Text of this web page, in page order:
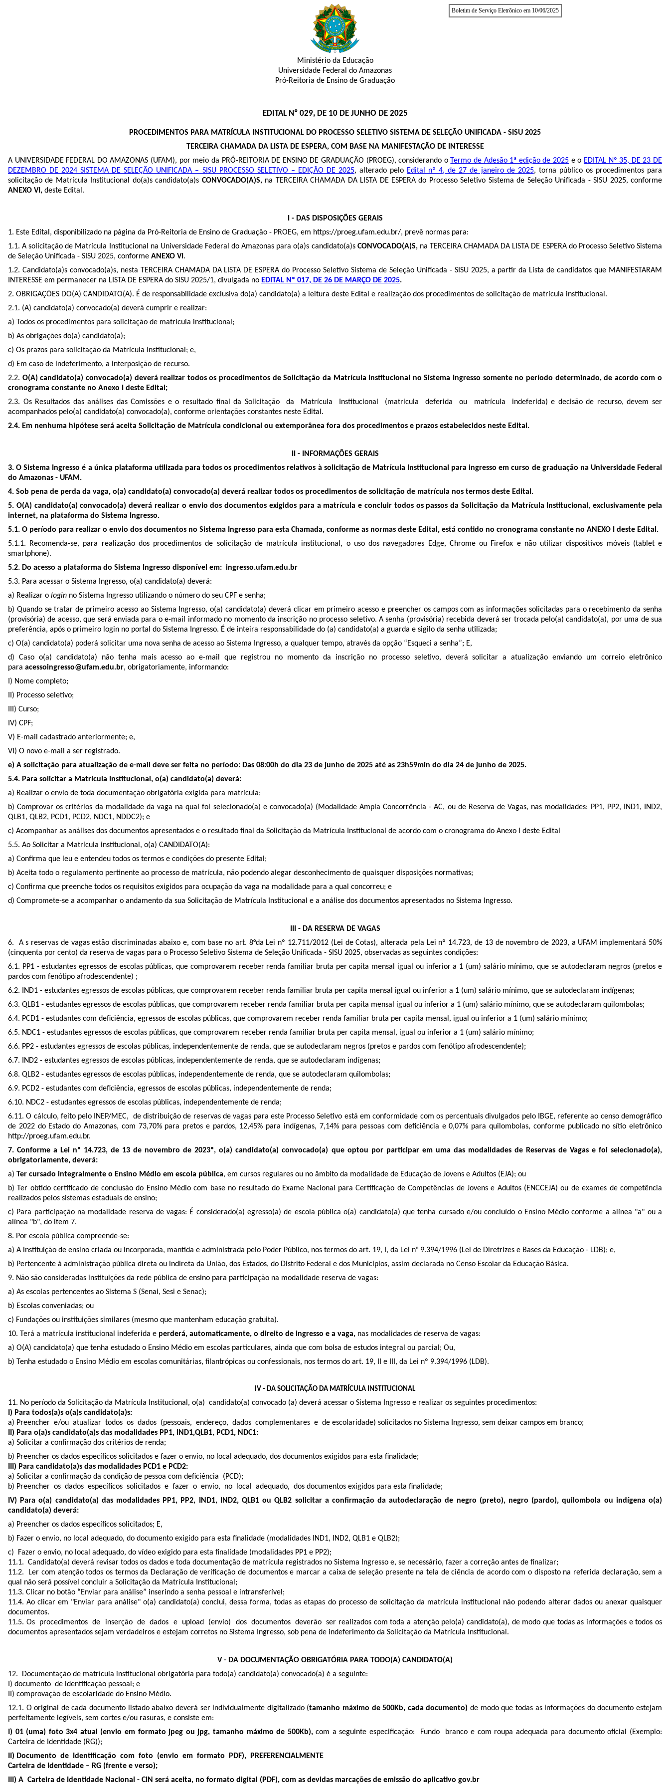
Boletim de Serviço Eletrônico em 10/06/2025
Ministério da Educação
Universidade Federal do Amazonas
Pró-Reitoria de Ensino de Graduação
EDITAL Nº 029, DE 10 DE JUNHO DE 2025
PROCEDIMENTOS PARA MATRÍCULA INSTITUCIONAL DO PROCESSO SELETIVO SISTEMA DE SELEÇÃO UNIFICADA - SISU 2025
TERCEIRA CHAMADA DA LISTA DE ESPERA, COM BASE NA MANIFESTAÇÃO DE INTERESSE
A UNIVERSIDADE FEDERAL DO AMAZONAS (UFAM), por meio da PRÓ-REITORIA DE ENSINO DE GRADUAÇÃO (PROEG), considerando o Termo de Adesão 1ª edição de 2025 e o EDITAL Nº 35, DE 23 DE
DEZEMBRO DE 2024 SISTEMA DE SELEÇÃO UNIFICADA – SISU PROCESSO SELETIVO – EDIÇÃO DE 2025, alterado pelo Edital nº 4, de 27 de janeiro de 2025, torna público os procedimentos para
solicitação de Matrícula Institucional do(a)s candidato(a)s CONVOCADO(A)S, na TERCEIRA CHAMADA DA LISTA DE ESPERA do Processo Seletivo Sistema de Seleção Unificada - SISU 2025, conforme
ANEXO VI, deste Edital.
I - DAS DISPOSIÇÕES GERAIS
1. Este Edital, disponibilizado na página da Pró-Reitoria de Ensino de Graduação - PROEG, em https://proeg.ufam.edu.br/, prevê normas para:
1.1. A solicitação de Matrícula Institucional na Universidade Federal do Amazonas para o(a)s candidato(a)s CONVOCADO(A)S, na TERCEIRA CHAMADA DA LISTA DE ESPERA do Processo Seletivo Sistema
de Seleção Unificada - SISU 2025, conforme ANEXO VI .
1.2. Candidato(a)s convocado(a)s, nesta TERCEIRA CHAMADA DA LISTA DE ESPERA do Processo Seletivo Sistema de Seleção Unificada - SISU 2025, a partir da Lista de candidatos que MANIFESTARAM
INTERESSE em permanecer na LISTA DE ESPERA do SISU 2025/1, divulgada no EDITAL Nº 017, DE 26 DE MARÇO DE 2025.
2. OBRIGAÇÕES DO(A) CANDIDATO(A). É de responsabilidade exclusiva do(a) candidato(a) a leitura deste Edital e realização dos procedimentos de solicitação de matrícula institucional.
2.1. (A) candidato(a) convocado(a) deverá cumprir e realizar:
a) Todos os procedimentos para solicitação de matrícula institucional;
b) As obrigações do(a) candidato(a);
c) Os prazos para solicitação da Matrícula Institucional; e,
d) Em caso de indeferimento, a interposição de recurso.
2.2. O(A) candidato(a) convocado(a) deverá realizar todos os procedimentos de Solicitação da Matrícula Institucional no Sistema Ingresso somente no período determinado, de acordo com o
cronograma constante no Anexo I deste Edital;
2.3. Os Resultados das análises das Comissões e o resultado final da Solicitação da Matrícula Institucional (matricula deferida ou matrícula indeferida) e decisão de recurso, devem ser
acompanhados pelo(a) candidato(a) convocado(a), conforme orientações constantes neste Edital.
2.4. Em nenhuma hipótese será aceita Solicitação de Matrícula condicional ou extemporânea fora dos procedimentos e prazos estabelecidos neste Edital.
II - INFORMAÇÕES GERAIS
3. O Sistema Ingresso é a única plataforma utilizada para todos os procedimentos relativos à solicitação de Matrícula Institucional para ingresso em curso de graduação na Universidade Federal
do Amazonas - UFAM.
4. Sob pena de perda da vaga, o(a) candidato(a) convocado(a) deverá realizar todos os procedimentos de solicitação de matrícula nos termos deste Edital.
5. O(A) candidato(a) convocado(a) deverá realizar o envio dos documentos exigidos para a matrícula e concluir todos os passos da Solicitação da Matrícula Institucional, exclusivamente pela
internet, na plataforma do Sistema Ingresso.
5.1. O período para realizar o envio dos documentos no Sistema Ingresso para esta Chamada, conforme as normas deste Edital, está contido no cronograma constante no ANEXO I deste Edital.
5.1.1. Recomenda-se, para realização dos procedimentos de solicitação de matrícula institucional, o uso dos navegadores Edge, Chrome ou Firefox e não utilizar dispositivos móveis (tablet e
smartphone).
5.2. Do acesso a plataforma do Sistema Ingresso disponível em: ingresso.ufam.edu.br
5.3. Para acessar o Sistema Ingresso, o(a) candidato(a) deverá:
a) Realizar o login no Sistema Ingresso utilizando o número do seu CPF e senha;
b) Quando se tratar de primeiro acesso ao Sistema Ingresso, o(a) candidato(a) deverá clicar em primeiro acesso e preencher os campos com as informações solicitadas para o recebimento da senha
(provisória) de acesso, que será enviada para o e-mail informado no momento da inscrição no processo seletivo. A senha (provisória) recebida deverá ser trocada pelo(a) candidato(a), por uma de sua
preferência, após o primeiro login no portal do Sistema Ingresso. É de inteira responsabilidade do (a) candidato(a) a guarda e sigilo da senha utilizada;
c) O(a) candidato(a) poderá solicitar uma nova senha de acesso ao Sistema Ingresso, a qualquer tempo, através da opção “Esqueci a senha”; E,
d) Caso o(a) candidato(a) não tenha mais acesso ao e-mail que registrou no momento da inscrição no processo seletivo, deverá solicitar a atualização enviando um correio eletrônico
para acessoingresso@ufam.edu.br, obrigatoriamente, informando:
I) Nome completo;
II) Processo seletivo;
III) Curso;
IV) CPF;
V) E-mail cadastrado anteriormente; e,
VI) O novo e-mail a ser registrado.
e) A solicitação para atualização de e-mail deve ser feita no período: Das 08:00h do dia 23 de junho de 2025 até as 23h59min do dia 24 de junho de 2025.
5.4. Para solicitar a Matrícula Institucional, o(a) candidato(a) deverá:
a) Realizar o envio de toda documentação obrigatória exigida para matrícula;
b) Comprovar os critérios da modalidade da vaga na qual foi selecionado(a) e convocado(a) (Modalidade Ampla Concorrência - AC, ou de Reserva de Vagas, nas modalidades: PP1, PP2, IND1, IND2,
QLB1, QLB2, PCD1, PCD2, NDC1, NDDC2); e
c) Acompanhar as análises dos documentos apresentados e o resultado final da Solicitação da Matrícula Institucional de acordo com o cronograma do Anexo I deste Edital
5.5. Ao Solicitar a Matrícula institucional, o(a) CANDIDATO(A):
a) Confirma que leu e entendeu todos os termos e condições do presente Edital;
b) Aceita todo o regulamento pertinente ao processo de matrícula, não podendo alegar desconhecimento de quaisquer disposições normativas;
c) Confirma que preenche todos os requisitos exigidos para ocupação da vaga na modalidade para a qual concorreu; e
d) Compromete-se a acompanhar o andamento da sua Solicitação de Matrícula Institucional e a análise dos documentos apresentados no Sistema Ingresso.
III - DA RESERVA DE VAGAS
6. A s reservas de vagas estão discriminadas abaixo e, com base no art. 8°da Lei nº 12.711/2012 (Lei de Cotas), alterada pela Lei nº 14.723, de 13 de novembro de 2023, a UFAM implementará 50%
(cinquenta por cento) da reserva de vagas para o Processo Seletivo Sistema de Seleção Unificada - SISU 2025, observadas as seguintes condições:
6.1. PP1 - estudantes egressos de escolas públicas, que comprovarem receber renda familiar bruta per capita mensal igual ou inferior a 1 (um) salário mínimo, que se autodeclaram negros (pretos e
pardos com fenótipo afrodescendente) ;
6.2. IND1 - estudantes egressos de escolas públicas, que comprovarem receber renda familiar bruta per capita mensal igual ou inferior a 1 (um) salário mínimo, que se autodeclaram indígenas;
6.3. QLB1 - estudantes egressos de escolas públicas, que comprovarem receber renda familiar bruta per capita mensal igual ou inferior a 1 (um) salário mínimo, que se autodeclaram quilombolas;
6.4. PCD1 - estudantes com deficiência, egressos de escolas públicas, que comprovarem receber renda familiar bruta per capita mensal, igual ou inferior a 1 (um) salário mínimo;
6.5. NDC1 - estudantes egressos de escolas públicas, que comprovarem receber renda familiar bruta per capita mensal, igual ou inferior a 1 (um) salário mínimo;
6.6. PP2 - estudantes egressos de escolas públicas, independentemente de renda, que se autodeclaram negros (pretos e pardos com fenótipo afrodescendente);
6.7. IND2 - estudantes egressos de escolas públicas, independentemente de renda, que se autodeclaram indígenas;
6.8. QLB2 - estudantes egressos de escolas públicas, independentemente de renda, que se autodeclaram quilombolas;
6.9. PCD2 - estudantes com deficiência, egressos de escolas públicas, independentemente de renda;
6.10. NDC2 - estudantes egressos de escolas públicas, independentemente de renda;
6.11. O cálculo, feito pelo INEP/MEC, de distribuição de reservas de vagas para este Processo Seletivo está em conformidade com os percentuais divulgados pelo IBGE, referente ao censo demográfico
de 2022 do Estado do Amazonas, com 73,70% para pretos e pardos, 12,45% para indígenas, 7,14% para pessoas com deficiência e 0,07% para quilombolas, conforme publicado no sítio eletrônico
http://proeg.ufam.edu.br.
7. Conforme a Lei nº 14.723, de 13 de novembro de 2023º, o(a) candidato(a) convocado(a) que optou por participar em uma das modalidades de Reservas de Vagas e foi selecionado(a),
obrigatoriamente, deverá:
​a) Ter cursado integralmente o Ensino Médio em escola pública, em cursos regulares ou no âmbito da modalidade de Educação de Jovens e Adultos (EJA); ou
b) Ter obtido certificado de conclusão do Ensino Médio com base no resultado do Exame Nacional para Certificação de Competências de Jovens e Adultos (ENCCEJA) ou de exames de competência
realizados pelos sistemas estaduais de ensino;
c) Para participação na modalidade reserva de vagas: É considerado(a) egresso(a) de escola pública o(a) candidato(a) que tenha cursado e/ou concluído o Ensino Médio conforme a alínea "a" ou a
alínea "b", do item 7.
8. Por escola pública compreende-se:
a) A instituição de ensino criada ou incorporada, mantida e administrada pelo Poder Público, nos termos do art. 19, I, da Lei n° 9.394/1996 (Lei de Diretrizes e Bases da Educação - LDB); e,
b) Pertencente à administração pública direta ou indireta da União, dos Estados, do Distrito Federal e dos Municípios, assim declarada no Censo Escolar da Educação Básica.
9. Não são consideradas instituições da rede pública de ensino para participação na modalidade reserva de vagas:
a) As escolas pertencentes ao Sistema S (Senai, Sesi e Senac);
b) Escolas conveniadas; ou
c) Fundações ou instituições similares (mesmo que mantenham educação gratuita).
10. Terá a matrícula institucional indeferida e perderá, automaticamente, o direito de ingresso e a vaga, nas modalidades de reserva de vagas:
a) O(A) candidato(a) que tenha estudado o Ensino Médio em escolas particulares, ainda que com bolsa de estudos integral ou parcial; Ou,
b) Tenha estudado o Ensino Médio em escolas comunitárias, filantrópicas ou confessionais, nos termos do art. 19, II e III, da Lei nº 9.394/1996 (LDB).
IV - DA SOLICITAÇÃO DA MATRÍCULA INSTITUCIONAL
11. No período da Solicitação da Matrícula Institucional, o(a) candidato(a) convocado (a) deverá acessar o Sistema Ingresso e realizar os seguintes procedimentos:
I) Para todos(a)s o(a)s candidato(a)s:
a) Preencher e/ou atualizar todos os dados (pessoais, endereço, dados complementares e de escolaridade) solicitados no Sistema Ingresso, sem deixar campos em branco;
II) Para o(a)s candidato(a)s das modalidades PP1, IND1,QLB1, PCD1, NDC1:
a) Solicitar a conﬁrmação dos critérios de renda;
b) Preencher os dados especíﬁcos solicitados e fazer o envio, no local adequado, dos documentos exigidos para esta finalidade;
III) Para candidato(a)s das modalidades PCD1 e PCD2:
a) Solicitar a conﬁrmação da condição de pessoa com deﬁciência (PCD);
b) Preencher os dados especíﬁcos solicitados e fazer o envio, no local adequado, dos documentos exigidos para esta finalidade;
IV) Para o(a) candidato(a) das modalidades PP1, PP2, IND1, IND2, QLB1 ou QLB2 solicitar a confirmação da autodeclaração de negro (preto), negro (pardo), quilombola ou indígena o(a)
candidato(a) deverá:
a) Preencher os dados especíﬁcos solicitados; E,
b) Fazer o envio, no local adequado, do documento exigido para esta ﬁnalidade (modalidades IND1, IND2, QLB1 e QLB2);
c) Fazer o envio, no local adequado, do vídeo exigido para esta ﬁnalidade (modalidades PP1 e PP2);
11.1. Candidato(a) deverá revisar todos os dados e toda documentação de matrícula registrados no Sistema Ingresso e, se necessário, fazer a correção antes de ﬁnalizar;
11.2. Ler com atenção todos os termos da Declaração de veriﬁcação de documentos e marcar a caixa de seleção presente na tela de ciência de acordo com o disposto na referida declaração, sem a
qual não será possível concluir a Solicitação da Matrícula Institucional;
11.3. Clicar no botão “Enviar para análise” inserindo a senha pessoal e intransferível;
11.4. Ao clicar em "Enviar para análise" o(a) candidato(a) conclui, dessa forma, todas as etapas do processo de solicitação da matrícula institucional não podendo alterar dados ou anexar quaisquer
documentos.
11.5. Os procedimentos de inserção de dados e upload (envio) dos documentos deverão ser realizados com toda a atenção pelo(a) candidato(a), de modo que todas as informações e todos os
documentos apresentados sejam verdadeiros e estejam corretos no Sistema Ingresso, sob pena de indeferimento da Solicitação da Matrícula Institucional.
V - DA DOCUMENTAÇÃO OBRIGATÓRIA PARA TODO(A) CANDIDATO(A)
12. Documentação de matrícula institucional obrigatória para todo(a) candidato(a) convocado(a) é a seguinte:
I) documento de identificação pessoal; e
II) comprovação de escolaridade do Ensino Médio.
12.1. O original de cada documento listado abaixo deverá ser individualmente digitalizado (tamanho máximo de 500Kb, cada documento)de modo que todas as informações do documento estejam
perfeitamente legíveis, sem cortes e/ou rasuras, e consiste em:
I) 01 (uma) foto 3x4 atual (envio em formato jpeg ou jpg, tamanho máximo de 500Kb),com a seguinte especificação: Fundo branco e com roupa adequada para documento oficial (Exemplo:
Carteira de Identidade (RG));
II) Documento de Identificação com foto (envio em formato PDF), PREFERENCIALMENTE
Carteira de Identidade – RG (frente e verso);
III) A Carteira de Identidade Nacional - CIN será aceita, no formato digital (PDF), com as devidas marcações de emissão do aplicativo gov.br